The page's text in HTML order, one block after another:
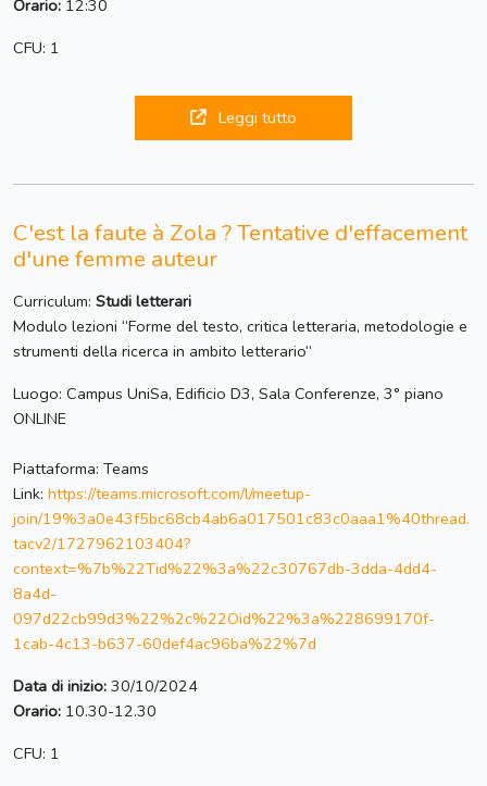
Orario: 12:30
CFU: 1
Leggi tutto
C'est la faute à Zola ? Tentative d'effacement
d'une femme auteur
Curriculum: Studi letterari
Modulo lezioni “Forme del testo, critica letteraria, metodologie e
strumenti della ricerca in ambito letterario“
Luogo: Campus UniSa, Edificio D3, Sala Conferenze, 3° piano
ONLINE
Piattaforma: Teams
Link: https://teams.microsoft.com/l/meetup-
join/19%3a0e43f5bc68cb4ab6a017501c83c0aaa1%40thread.
tacv2/1727962103404?
context=%7b%22Tid%22%3a%22c30767db-3dda-4dd4-
8a4d-
097d22cb99d3%22%2c%22Oid%22%3a%228699170f-
1cab-4c13-b637-60def4ac96ba%22%7d
Data di inizio: 30/10/2024
Orario: 10.30-12.30
CFU: 1